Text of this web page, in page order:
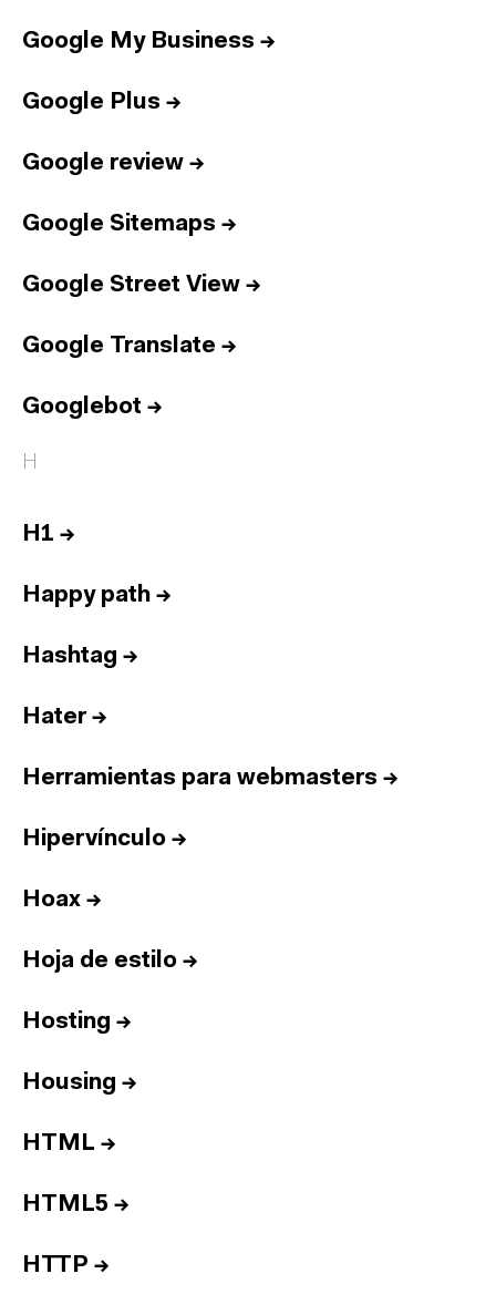
Google My Business →
Google Plus →
Google review →
Google Sitemaps →
Google Street View →
Google Translate →
Googlebot →
H
H1 →
Happy path →
Hashtag →
Hater→
Herramientas para webmasters →
Hipervínculo →
Hoax →
Hoja de estilo →
Hosting →
Housing →
HTML →
HTML5 →
HTTP →